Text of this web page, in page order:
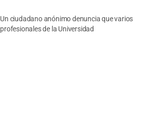
Un ciudadano anónimo denuncia que varios
profesionales de la Universidad